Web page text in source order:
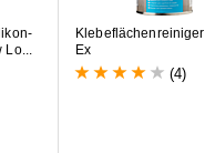
likon-
Lo...
K lebeflächenreiniger
Ex
(4)